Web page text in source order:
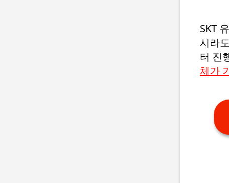
SKT
시라
터 진
체가